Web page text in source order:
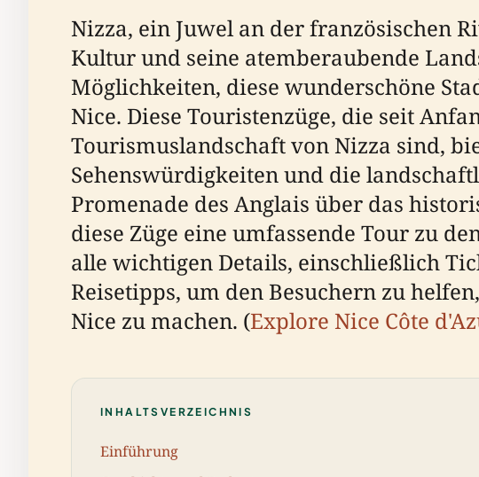
Nizza, ein Juwel an der französischen
Kultur und seine atemberaubende
Möglichkeiten, diese wunderschöne
Nice. Diese Touristenzüge, die seit
Tourismuslandschaft von Nizza sind,
Sehenswürdigkeiten und die
Promenade des Anglais über das
diese Züge eine umfassende Tour zu
alle wichtigen Details, einschließlich
Reisetipps, um den Besuchern zu
Nice zu machen. (Explore Nice Côte
INHALTSVERZEICHNIS
Einführung